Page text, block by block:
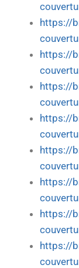
https://
https://
https://
https://
https://
https://
https://
https://